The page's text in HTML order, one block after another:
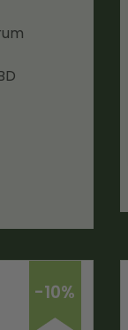
-10%